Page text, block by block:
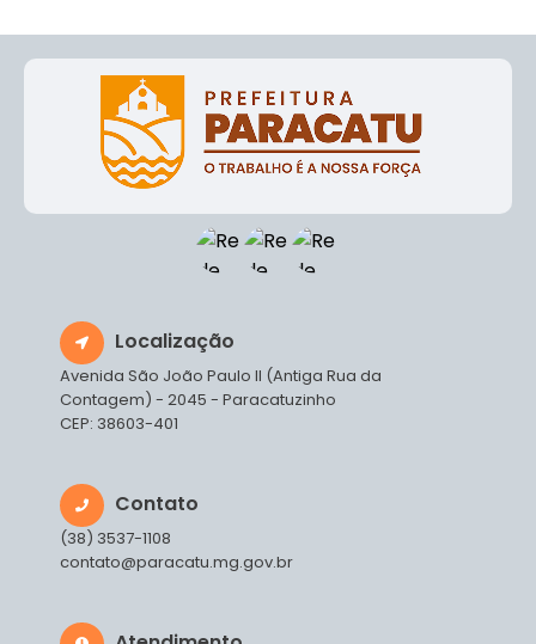
Localização
Avenida São João Paulo II (Antiga Rua da
Contagem) - 2045 - Paracatuzinho
CEP: 38603-401
Contato
(38) 3537-1108
contato@paracatu.mg.gov.br